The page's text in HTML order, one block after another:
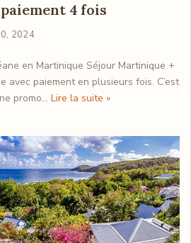
4 fois
2024
en Martinique Séjour Martinique +
avec paiement en plusieurs fois. C’est
promo… Lire la suite »